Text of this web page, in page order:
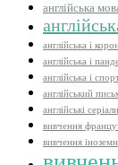
англійська
англійська і
англійська і
англійська і
англійський
англійські серіали
вивчення
вивчення